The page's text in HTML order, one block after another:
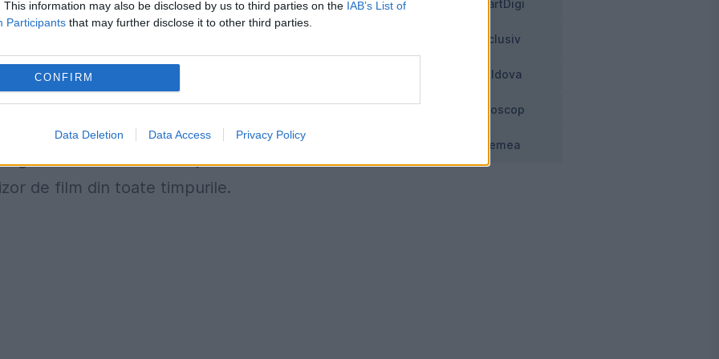
This information may also be disclosed by us to third parties on the IAB’s List of
Participants that may further disclose it to other third parties.
CONFIRM
Data Deletion Data Access Privacy Policy
unde a coordonat principalul jurnal de știri al
Nico laescu a murit pe 3 ianuarie 2013. A
de film din toate timpurile.
SmartDigi
Exclusiv
Moldova
Horoscop
Vremea